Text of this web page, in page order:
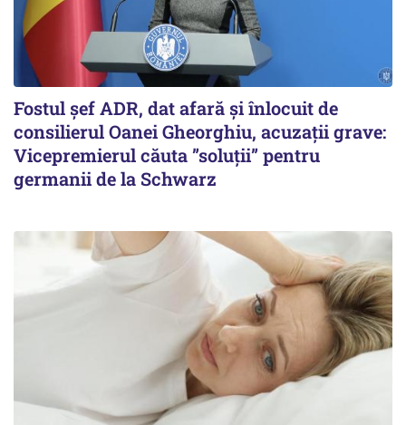
Fostul șef ADR, dat afară și înlocuit de
consilierul Oanei Gheorghiu, acuzații grave:
Vicepremierul căuta ”soluții” pentru
germanii de la Schwarz